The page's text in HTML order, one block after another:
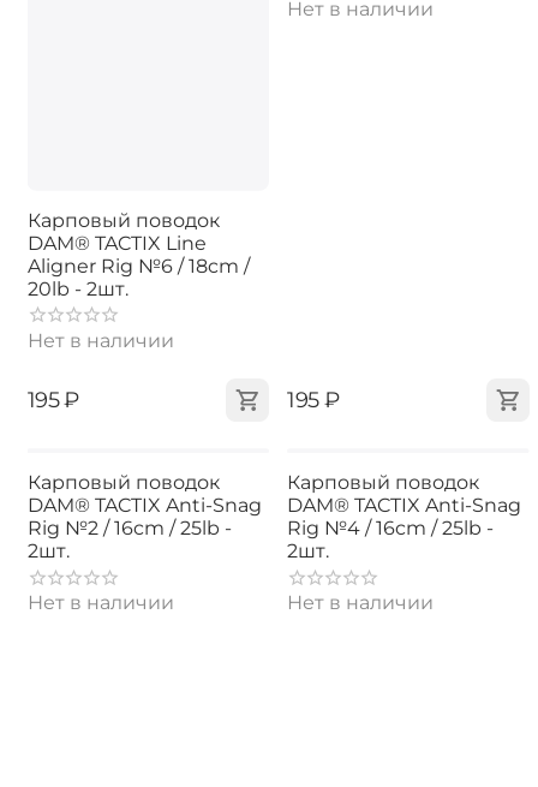
Карповый поводок
DAM® TACTIX Line
Aligner Rig №6 / 18cm /
20lb - 2шт.
Нет в наличии
‍195‍₽
Нет в наличии
‍195‍₽
Карповый поводок
DAM® TACTIX Anti-Snag
Rig №2 / 16cm / 25lb -
2шт.
Нет в наличии
Карповый поводок
DAM® TACTIX Anti-Snag
Rig №4 / 16cm / 25lb -
2шт.
Нет в наличии